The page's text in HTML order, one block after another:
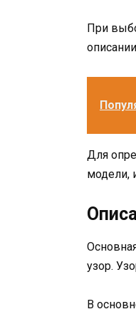
При
Для
модели,
узор.
В